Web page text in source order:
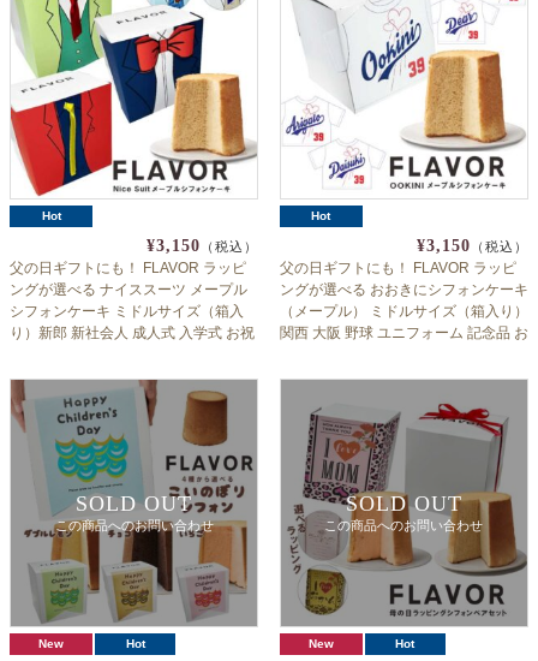
Hot
¥3,150 （税込）
父の日ギフトにも！ FLAVOR ラッピ
ングが選べる ナイススーツ メープル
シフォンケーキ ミドルサイズ（箱入
り）新郎 新社会人 成人式 入学式 お祝
フレイバー 定番 ホワイトデー 送料無
料（北海道：沖縄：離島除く）
Hot
¥3,150 （税込）
父の日ギフトにも！ FLAVOR ラッピ
ングが選べる おおきにシフォンケーキ
（メープル） ミドルサイズ（箱入り）
関西 大阪 野球 ユニフォーム 記念品 お
気 フレイバー 定番 ホワイトデー 送料
SOLD OUT
この商品へのお問い合わせ
New Hot
SOLD OUT
この商品へのお問い合わせ
New Hot